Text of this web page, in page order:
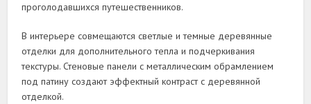
проголодавшихся путешественников.
В интерьере совмещаются светлые и темные деревянные
отделки для дополнительного тепла и подчеркивания
текстуры. Стеновые панели с металлическим обрамлением
под патину создают эффектный контраст с деревянной
отделкой.